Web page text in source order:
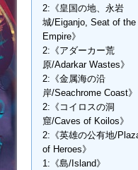
2:《皇国の地、永岩
城/Eiganjo, Seat of the
Empire》
2:《アダーカー荒
原/Adarkar Wastes》
2:《金属海の沿
岸/Seachrome Coast》
2:《コイロスの洞
窟/Caves of Koilos》
2:《英雄の公有地/
of Heroes》
1:《島/Island》